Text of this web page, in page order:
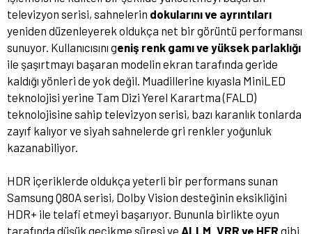
televizyon serisi, sahnelerin dokularını ve ayrıntıları
yeniden düzenleyerek oldukça net bir görüntü performansı
sunuyor. Kullanıcısını geniş renk gamı ve yüksek parlaklığı
ile şaşırtmayı başaran modelin ekran tarafında geride
kaldığı yönleri de yok değil. Muadillerine kıyasla MiniLED
teknolojisi yerine Tam Dizi Yerel Karartma (FALD)
teknolojisine sahip televizyon serisi, bazı karanlık tonlarda
zayıf kalıyor ve siyah sahnelerde gri renkler yoğunluk
kazanabiliyor.
HDR içeriklerde oldukça yeterli bir performans sunan
Samsung Q80A serisi, Dolby Vision desteğinin eksikliğini
HDR+ ile telafi etmeyi başarıyor. Bununla birlikte oyun
tarafında düşük gecikme süresi ve ALLM, VRR ve HFR gibi